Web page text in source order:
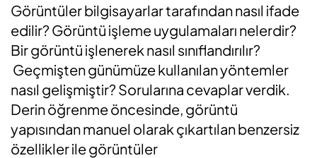
Görüntüler bilgisayarlar tarafından nasıl ifade
edilir? Görüntü işleme uygulamaları nelerdir?
Bir görüntü işlenerek nasıl sınıflandırılır?
Geçmişten günümüze kullanılan yöntemler
nasıl gelişmiştir? Sorularına cevaplar verdik.
Derin öğrenme öncesinde, görüntü
yapısından manuel olarak çıkartılan benzersiz
özellikler ile görüntüler